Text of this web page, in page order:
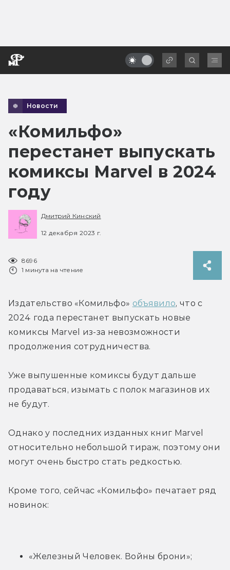
Новости
«Комильфо»
перестанет выпускать
комиксы Marvel в 2024
году
Дмитрий Кинский
12 декабря 2023 г.
8696
1 минута на чтение
Издательство «Комильфо» объявило, что с
2024 года перестанет выпускать новые
комиксы Marvel из-за невозможности
продолжения сотрудничества.
Уже выпушенные комиксы будут дальше
продаваться, изымать с полок магазинов их
не будут.
Однако у последних изданных книг Marvel
относительно небольшой тираж, поэтому они
могут очень быстро стать редкостью.
Кроме того, сейчас «Комильфо» печатает ряд
новинок:
«Железный Человек. Войны брони»;